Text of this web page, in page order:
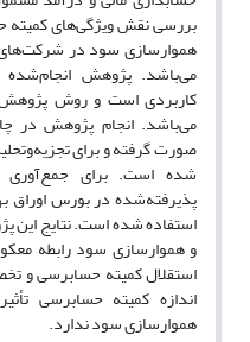
بررسی نقش ویژگی‌های کمیته
هموارسازی سود در شرکت‌های
می‌باشد. پژوهش
کاربردی است و روش پژوهش
می‌باشد. انجام پژوهش در
صورت گرفته و برای
استفاده شده است. نتایج این
و هموارسازی سود رابطه
استقلال کمیته حسابرسی و
اندازه کمیته حسابرسی
هموارسازی سود ندارد.